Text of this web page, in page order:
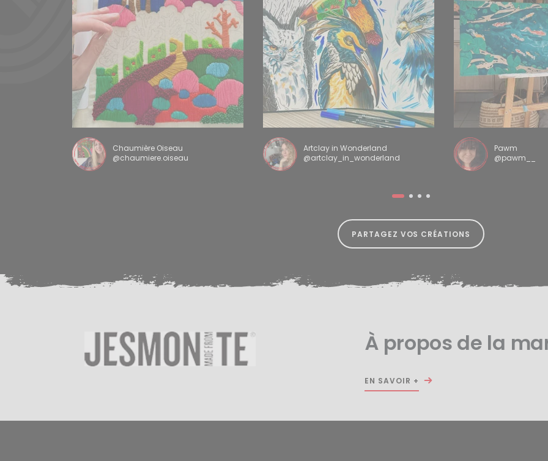
Chaumière Oiseau
@chaumiere.oiseau
Artclay in Wonderland
@artclay_in_wonderland
Pawm
@pawm__
PARTAGEZ VOS CRÉATIONS
À propos de la
EN SAVOIR +